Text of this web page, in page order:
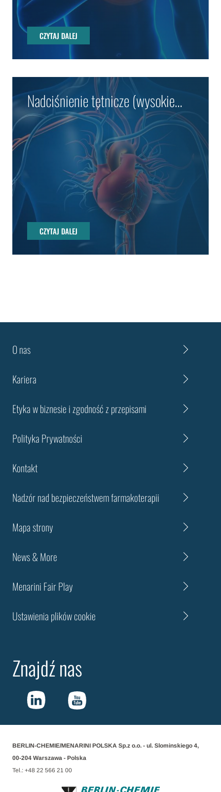
CZYTAJ DALEJ
CZYTAJ DALEJ
Nadciśnienie tętnicze (wysokie
ciśnienie krwi)
CZYTAJ DALEJ
CZYTAJ DALEJ
O nas
Kariera
Etyka w biznesie i zgodność z przepisami
Polityka Prywatności
Kontakt
Nadzór nad bezpieczeństwem farmakoterapii
Mapa strony
News & More
Menarini Fair Play
Ustawienia plików cookie
Znajdź nas
BERLIN-CHEMIE/MENARINI POLSKA Sp.z o.o. - ul. Slominskiego 4,
00-204 Warszawa - Polska
Tel.: +48 22 566 21 00